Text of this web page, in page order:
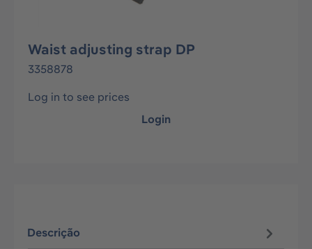
Waist adjusting strap DP
3358878
Log in to see prices
Login
Descrição